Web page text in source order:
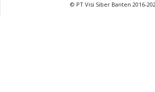
© PT Visi Siber Banten 2016-